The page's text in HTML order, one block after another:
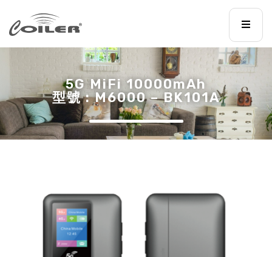
5G MiFi 10000mAh
型號 : M6000 – BK101A